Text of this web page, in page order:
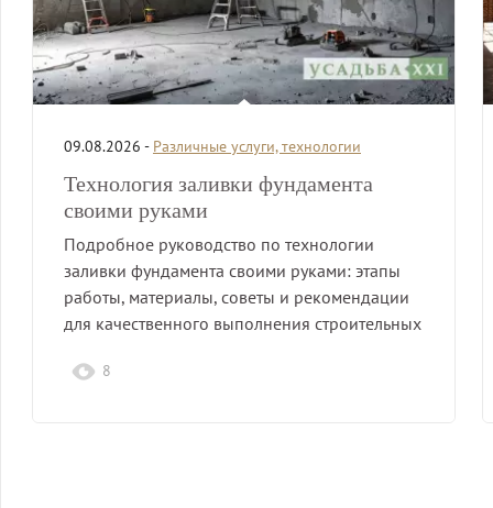
09.08.2026 - Различные услуги, технологии
Технология заливки фундамента
своими руками
Подробное руководство по технологии
заливки фундамента своими руками: этапы
работы, материалы, советы и рекомендации
для качественного выполнения строительных
8